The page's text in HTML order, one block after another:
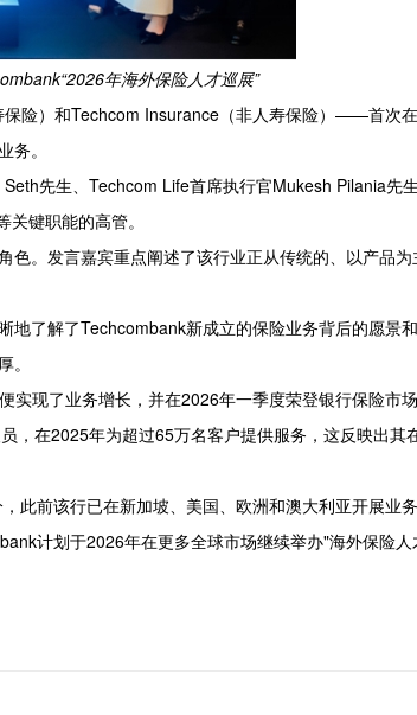
年海外保险人才巡展”
险）和Techcom Insurance（非人寿保险）——首次
。
先生、Techcom Life首席执行官Mukesh Pilania先
键职能的高管。
。发言嘉宾重点阐述了该行业正从传统的、以产品
地了解了Techcombank新成立的保险业务背后的愿景
现了业务增长，并在2026年一季度荣登银行保险市场
，在2025年为超过65万名客户提供服务，这反映出其
前该行已在新加坡、美国、欧洲和澳大利亚开展业务
计划于2026年在更多全球市场继续举办"海外保险人